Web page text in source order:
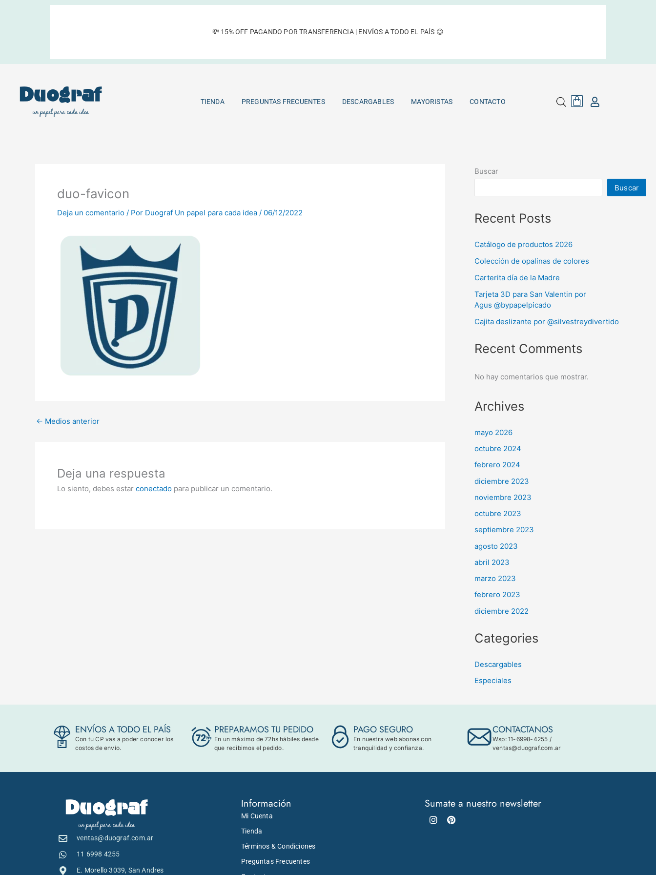
💸 15% OFF PAGANDO POR TRANSFERENCIA | ENVÍOS A TODO EL PAÍS 😉
TIENDA PREGUNTAS FRECUENTES DESCARGABLES MAYORISTAS CONTACTO Cart
duo-favicon
Deja un comentario / Por Duograf Un papel para cada idea / 06/12/2022
← Medios anterior
Deja una respuesta
Lo siento, debes estar conectado para publicar un comentario.
Buscar
Buscar
Recent Posts
Catálogo de productos 2026
Colección de opalinas de colores
Carterita día de la Madre
Tarjeta 3D para San Valentin por
Agus @bypapelpicado
Cajita deslizante por @silvestreydivertido
Recent Comments
No hay comentarios que mostrar.
Archives
mayo 2026
octubre 2024
febrero 2024
diciembre 2023
noviembre 2023
octubre 2023
septiembre 2023
agosto 2023
abril 2023
marzo 2023
febrero 2023
diciembre 2022
Categories
Descargables
Especiales
ENVÍOS A TODO EL PAÍS
Con tu CP vas a poder conocer los
costos de envío.
PREPARAMOS TU PEDIDO
En un máximo de 72hs hábiles desde
que recibimos el pedido.
PAGO SEGURO
En nuestra web abonas con
tranquilidad y confianza.
CONTACTANOS
Wsp: 11-6998-4255 /
ventas@duograf.com.ar
ventas@duograf.com.ar
11 6998 4255
E. Morello 3039, San Andres
Información
Mi Cuenta
Tienda
Términos & Condiciones
Preguntas Frecuentes
Sumate a nuestro newsletter
Instagram
Pinterest